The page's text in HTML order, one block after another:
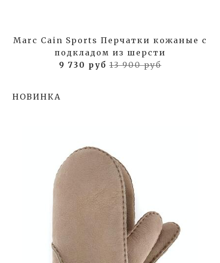
Marc Cain Sports Перчатки кожаные с
подкладом из шерсти
9 730 руб13 900 руб
НОВИНКА